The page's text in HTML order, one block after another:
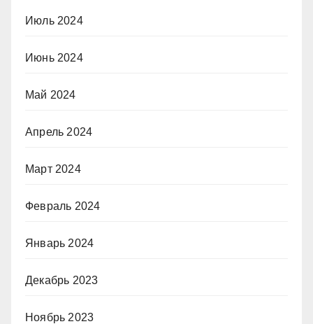
Июль 2024
Июнь 2024
Май 2024
Апрель 2024
Март 2024
Февраль 2024
Январь 2024
Декабрь 2023
Ноябрь 2023